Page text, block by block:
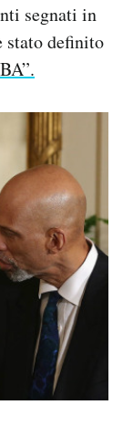
segnati in
stato definito